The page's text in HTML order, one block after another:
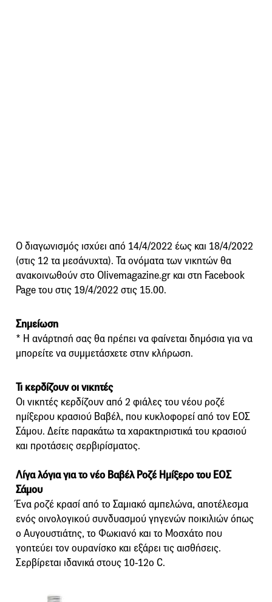
Ο διαγωνισμός ισχύει από 14/4/2022 έως και 18/4/2022
(στις 12 τα μεσάνυχτα). Τα ονόματα των νικητών θα
ανακοινωθούν στο Olivemagazine.gr και στη Facebook
Page του στις 19/4/2022 στις 15.00.
Σημείωση
* Η ανάρτησή σας θα πρέπει να φαίνεται δημόσια για να
μπορείτε να συμμετάσχετε στην κλήρωση.
Τι κερδίζουν οι νικητές
Οι νικητές κερδίζουν από 2 φιάλες του νέου ροζέ
ημίξερου κρασιού Βαβέλ, που κυκλοφορεί από τον ΕΟΣ
Σάμου. Δείτε παρακάτω τα χαρακτηριστικά του κρασιού
και προτάσεις σερβιρίσματος.
Λίγα λόγια για το νέο Βαβέλ Ροζέ Ημίξερο του ΕΟΣ
Σάμου
Ένα ροζέ κρασί από το Σαμιακό αμπελώνα, αποτέλεσμα
ενός οινολογικού συνδυασμού γηγενών ποικιλιών όπως
ο Αυγουστιάτης, το Φωκιανό και το Μοσχάτο που
γοητεύει τον ουρανίσκο και εξάρει τις αισθήσεις.
Σερβίρεται ιδανικά στους 10-12ο C.